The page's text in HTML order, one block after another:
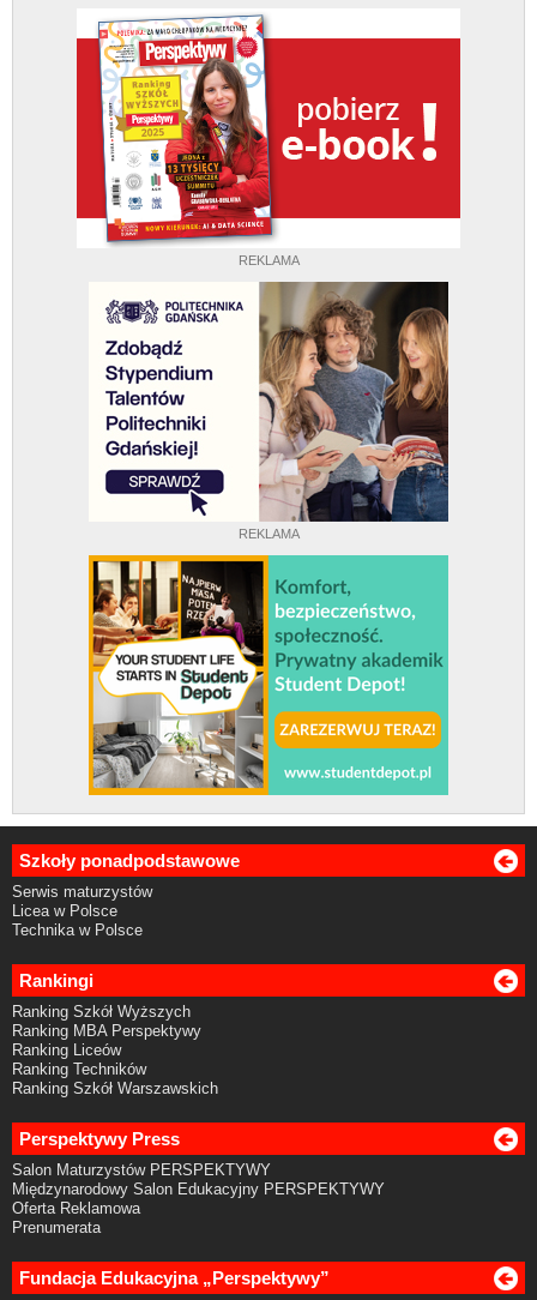
REKLAMA
REKLAMA
Szkoły ponadpodstawowe
Serwis maturzystów
Licea w Polsce
Technika w Polsce
Rankingi
Ranking Szkół Wyższych
Ranking MBA Perspektywy
Ranking Liceów
Ranking Techników
Ranking Szkół Warszawskich
Perspektywy Press
Salon Maturzystów PERSPEKTYWY
Międzynarodowy Salon Edukacyjny PERSPEKTYWY
Oferta Reklamowa
Prenumerata
Fundacja Edukacyjna „Perspektywy”